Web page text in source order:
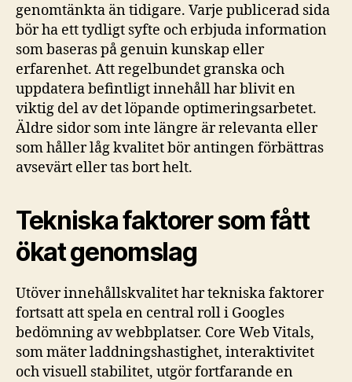
genomtänkta än tidigare. Varje publicerad sida
bör ha ett tydligt syfte och erbjuda information
som baseras på genuin kunskap eller
erfarenhet. Att regelbundet granska och
uppdatera befintligt innehåll har blivit en
viktig del av det löpande optimeringsarbetet.
Äldre sidor som inte längre är relevanta eller
som håller låg kvalitet bör antingen förbättras
avsevärt eller tas bort helt.
Tekniska faktorer som fått
ökat genomslag
Utöver innehållskvalitet har tekniska faktorer
fortsatt att spela en central roll i Googles
bedömning av webbplatser. Core Web Vitals,
som mäter laddningshastighet, interaktivitet
och visuell stabilitet, utgör fortfarande en